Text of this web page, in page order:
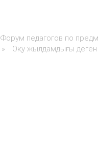
Форум педагогов по
» Оқу жылдамдығы деген